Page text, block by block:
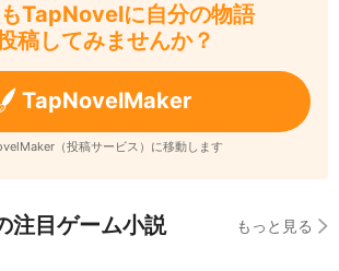
TapNovelに自分の物語
稿してみませんか？
TapNovelMaker
（投稿サービス）に移動します
注目ゲーム小説 もっと見る